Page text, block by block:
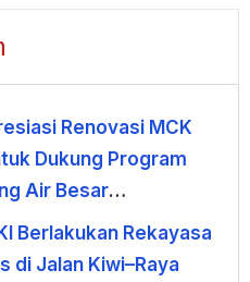
Renovasi MCK
Dukung Program
Air Besar
Berlakukan Rekayasa
di Jalan Kiwi–Raya